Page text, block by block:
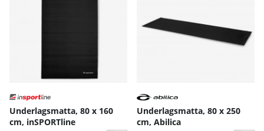
Underlagsmatta, 80 x 160
cm, inSPORTline
Underlagsmatta, 80 x 250
cm, Abilica